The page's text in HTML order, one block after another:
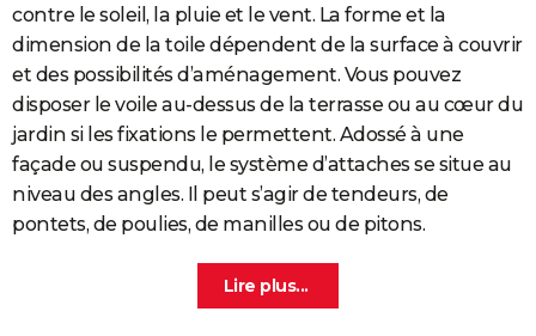
FORUM
Bricolage
Lifestyle
Culture
Sport
Auto
Television
Voyage
Cinema
contre le soleil, la pluie et le vent. La forme et la
dimension de la toile dépendent de la surface à couvrir
et des possibilités d’aménagement. Vous pouvez
disposer le voile au-dessus de la terrasse ou au cœur du
jardin si les fixations le permettent. Adossé à une
façade ou suspendu, le système d’attaches se situe au
niveau des angles. Il peut s’agir de tendeurs, de
pontets, de poulies, de manilles ou de pitons.